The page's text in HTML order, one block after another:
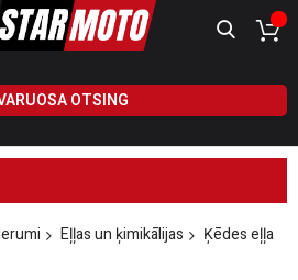
OTSING
Eļļas un ķimikālijas Ķēdes eļļa